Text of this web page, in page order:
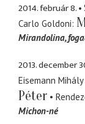
2014. február 8.
Carlo Goldoni
Mirandolina
2013. december
Eisemann
Péter
Michon-né